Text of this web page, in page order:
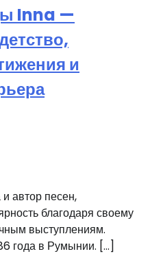
Inna —
и
автор песен,
благодаря своему
выступлениям.
года в Румынии. […]